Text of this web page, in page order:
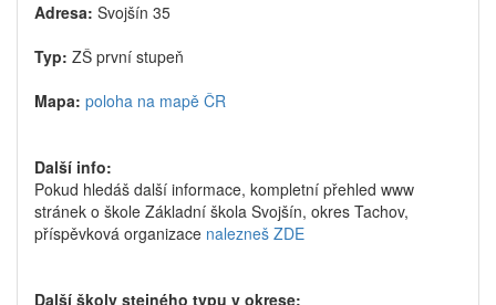
Adresa: Svojšín 35
Typ: ZŠ první stupeň
Mapa: poloha na mapě ČR
Další info:
Pokud hledáš další informace, kompletní přehled www
stránek o škole Základní škola Svojšín, okres Tachov,
příspěvková organizace nalezneš ZDE
Další školy stejného typu v okrese: